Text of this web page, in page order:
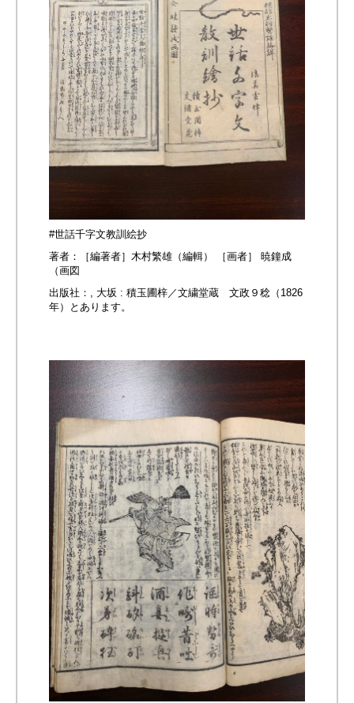
#世話千字文教訓絵抄
著者：［編著者］木村繁雄（編輯） ［画者］ 暁鐘成
（画図
出版社：, 大坂 : 積玉圃梓／文繍堂蔵 文政９稔（1826
年）とあります。